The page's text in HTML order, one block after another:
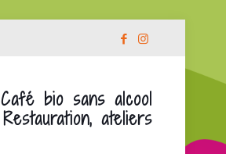
Café bio sans alcool
Restauration, ateliers